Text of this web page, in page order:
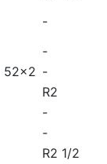
-
-
52x2 -
R2
-
-
R2 1/2